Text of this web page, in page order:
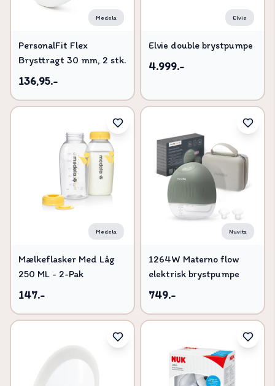
Medela
PersonalFit Flex
Brysttragt 30 mm, 2 stk.
136,95.-
Elvie
Elvie double brystpumpe
4.999.-
Medela
Mælkeflasker Med Låg
250 ML - 2-Pak
147.-
Nuvita
1264W Materno flow
elektrisk brystpumpe
749.-